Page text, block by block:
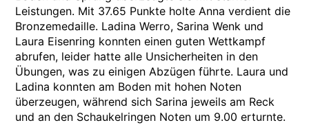
Leistungen. Mit 37.65 Punkte holte Anna verdient die
Bronzemedaille. Ladina Werro, Sarina Wenk und
Laura Eisenring konnten einen guten Wettkampf
abrufen, leider hatte alle Unsicherheiten in den
Übungen, was zu einigen Abzügen führte. Laura und
Ladina konnten am Boden mit hohen Noten
überzeugen, während sich Sarina jeweils am Reck
und an den Schaukelringen Noten um 9.00 erturnte.